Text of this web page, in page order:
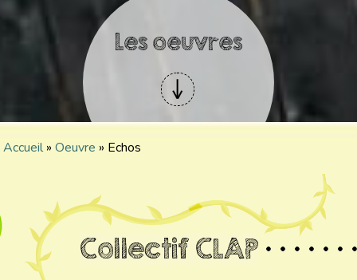
Les oeuvres
Accueil»Oeuvre » Echos
Collectif CLAP